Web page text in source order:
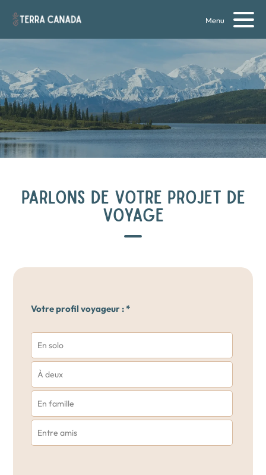
Menu
PARLONS DE VOTRE PROJET DE
VOYAGE
Votre profil voyageur : *
En solo
À deux
En famille
Entre amis